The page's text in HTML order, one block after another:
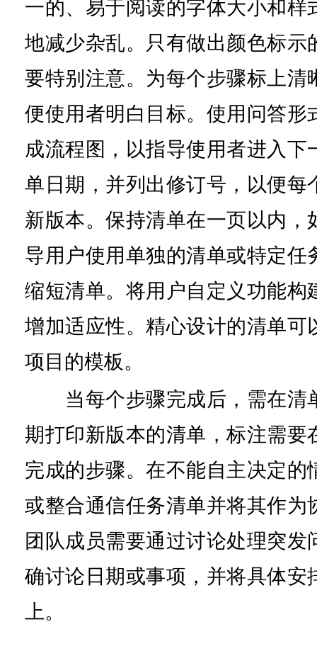
一的、易于阅读的字体大小和样
地减少杂乱。只有做出颜色标示
要特别注意。为每个步骤标上清
便使用者明白目标。使用问答形
成流程图，以指导使用者进入下
单日期，并列出修订号，以便每
新版本。保持清单在一页以内，
导用户使用单独的清单或特定任
缩短清单。将用户自定义功能构
增加适应性。精心设计的清单可
项目的模板。
当每个步骤完成后，需在清
期打印新版本的清单，标注需要
完成的步骤。在不能自主决定的
或整合通信任务清单并将其作为
团队成员需要通过讨论处理突发
确讨论日期或事项，并将具体安
上。